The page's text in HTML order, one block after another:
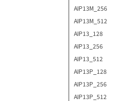
AIP13M_256
AIP13M_512
AIP13_128
AIP13_256
AIP13_512
AIP13P_128
AIP13P_256
AIP13P_512